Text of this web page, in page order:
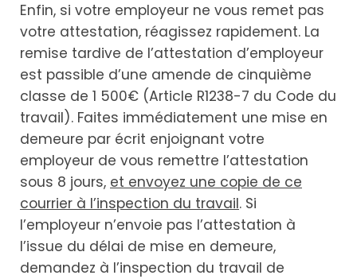
Enfin, si votre employeur ne vous remet pas
votre attestation, réagissez rapidement. La
remise tardive de l’attestation d’employeur
est passible d’une amende de cinquième
classe de 1 500€ (Article R1238-7 du Code du
travail). Faites immédiatement une mise en
demeure par écrit enjoignant votre
employeur de vous remettre l’attestation
sous 8 jours, et envoyez une copie de ce
courrier à l’inspection du travail. Si
l’employeur n’envoie pas l’attestation à
l’issue du délai de mise en demeure,
demandez à l’inspection du travail de